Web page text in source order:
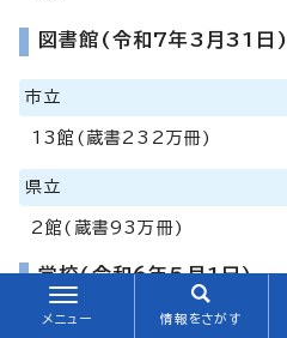
図書館(令和7年3月31日)
市立
13館(蔵書232万冊)
県立
2館(蔵書93万冊)
学校(令和6年5月1日)
メニュー 情報をさがす